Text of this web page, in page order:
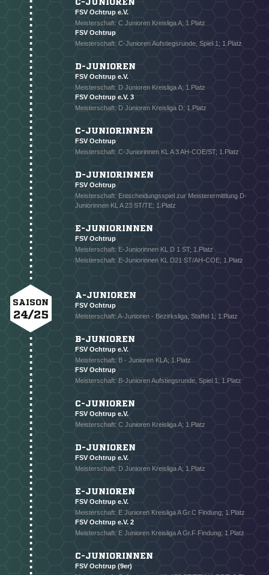
NACHRICHT SENDEN
* Pflichtfelder
C-JUNIOREN
FSV Ochtrup e.V.
Meisterschaft: C Junioren Kreisliga A; 1.Platz
FSV Ochtrup
Meisterschaft: C-Junioren Aufstiegsrunde, Spiel 1; 1.Platz
D-JUNIOREN
FSV Ochtrup e.V.
Meisterschaft: D Junioren Kreisliga A; 1.Platz
FSV Ochtrup e.V. 3
Meisterschaft: D Junioren Kreisliga D; 1.Platz
C-JUNIORINNEN
FSV Ochtrup
Meisterschaft: C-Juniorinnen KL A 3 AH-COE/ST; 1.Platz
D-JUNIORINNEN
FSV Ochtrup
Meisterschaft: Entscheidungsspiel zur Meisterermittlung D-
Juniorinnen KL A 23 ST/TE; 1.Platz
E-JUNIORINNEN
FSV Ochtrup
Meisterschaft: E-Juniorinnen KL D 1 ST; 1.Platz
Meisterschaft: E-Juniorinnen KL D21 ST/AH-COE; 1.Platz
SAISON
24/25
A-JUNIOREN
FSV Ochtrup
Meisterschaft: A-Junioren - Bezirksliga, Staffel 1; 1.Platz
B-JUNIOREN
FSV Ochtrup e.V.
Meisterschaft: B - Junioren KLA; 1.Platz
FSV Ochtrup
Meisterschaft: B-Junioren Aufstiegsrunde, Spiel 1; 1.Platz
C-JUNIOREN
FSV Ochtrup e.V.
Meisterschaft: C Junioren Kreisliga A; 1.Platz
D-JUNIOREN
FSV Ochtrup e.V.
Meisterschaft: D Junioren Kreisliga A; 1.Platz
E-JUNIOREN
FSV Ochtrup e.V.
Meisterschaft: E Junioren Kreisliga A Gr.C Findung; 1.Platz
FSV Ochtrup e.V. 2
Meisterschaft: E Junioren Kreisliga A Gr.F Findung; 1.Platz
C-JUNIORINNEN
FSV Ochtrup (9er)